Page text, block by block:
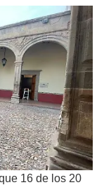
16 de los 20